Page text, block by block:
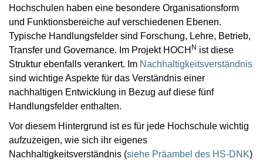
Hochschulen haben eine besondere Organisationsform
und Funktionsbereiche auf verschiedenen Ebenen.
Typische Handlungsfelder sind Forschung, Lehre, Betrieb,
Transfer und Governance. Im Projekt HOCH N ist diese
Struktur ebenfalls verankert. Im Nachhaltigkeitsverständnis
sind wichtige Aspekte für das Verständnis einer
nachhaltigen Entwicklung in Bezug auf diese fünf
Handlungsfelder enthalten.
Vor diesem Hintergrund ist es für jede Hochschule wichtig
aufzuzeigen, wie sich ihr eigenes
Nachhaltigkeitsverständnis (siehe Präambel des HS-DNK)